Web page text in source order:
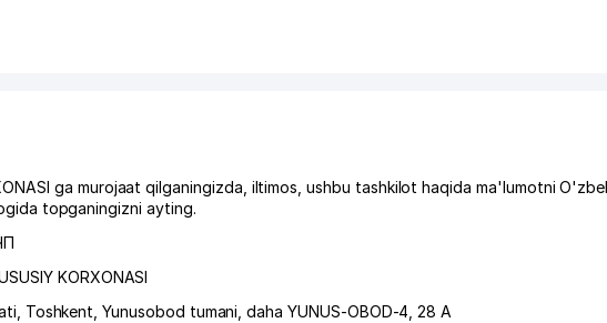
ga murojaat qilganingizda, iltimos, ushbu tashkilot haqida ma'lumotni
topganingizni ayting.
KORXONASI
Toshkent ,Yunusobod tumani ,daha YUNUS-OBOD-4 , 28 A